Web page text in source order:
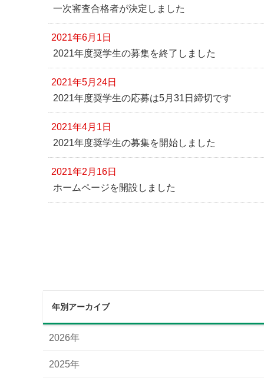
一次審査合格者が決定しました
2021年6月1日
2021年度奨学生の募集を終了しました
2021年5月24日
2021年度奨学生の応募は5月31日締切です
2021年4月1日
2021年度奨学生の募集を開始しました
2021年2月16日
ホームページを開設しました
年別アーカイブ
2026年
2025年